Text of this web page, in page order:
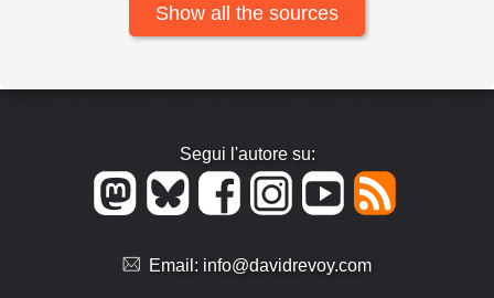
Show all the sources
Segui l'autore su:
Email: info@davidrevoy.com